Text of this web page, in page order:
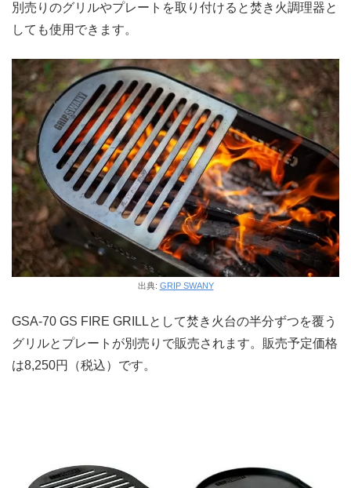
別売りのグリルやプレートを取り付けると焚き火調理器と
しても使用できます。
出典: GRIP SWANY
GSA-70 GS FIRE GRILLとして焚き火台の半分ずつを覆う
グリルとプレートが別売りで販売されます。販売予定価格
は8,250円（税込）です。